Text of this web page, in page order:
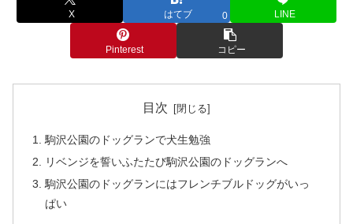
X はてブ 0 LINE
Pinterest コピー
目次
駒沢公園のドッグランで犬生勉強
リベンジを誓いふたたび駒沢公園のドッグランへ
駒沢公園のドッグランにはフレンチブルドッグがいっ
ぱい